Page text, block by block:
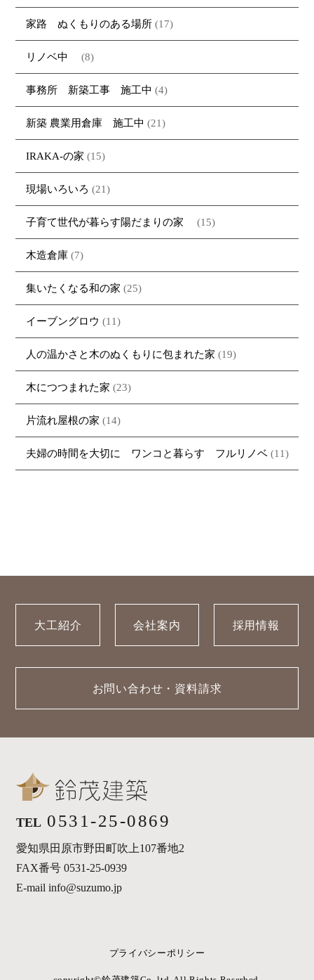
家路 ぬくもりのある場所 (17)
リノベ中 (8)
事務所 新築工事 施工中 (4)
新築 農業用倉庫 施工中 (21)
IRAKA-の家 (15)
現場いろいろ (21)
子育て世代が暮らす陽だまりの家 (15)
木造倉庫 (7)
集いたくなる和の家 (25)
イーブングロウ (11)
人の温かさと木のぬくもりに包まれた家 (19)
木につつまれた家 (23)
片流れ屋根の家 (14)
夫婦の時間を大切に ワンコと暮らす フルリノベ (11)
大工紹介 会社案内 採用情報
お問い合わせ・資料請求
TEL 0531-25-0869
愛知県田原市野田町吹上107番地2
FAX番号 0531-25-0939
E-mail info@suzumo.jp
プライバシーポリシー